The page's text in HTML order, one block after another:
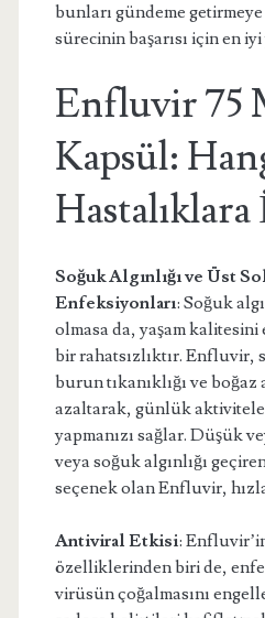
bunları gündeme getirmeye
sürecinin başarısı için en
Enfluvir 75
Kapsül:
Soğuk Algınlığı ve Üst
Enfeksiyonları: Soğuk
olmasa da, yaşam
bir rahatsızlıktır. Enfluvir,
burun tıkanıklığı ve boğaz
azaltarak, günlük
yapmanızı sağlar. Düşük
veya soğuk algınlığı
seçenek olan Enfluvir,
Antiviral Etkisi:
özelliklerinden biri de,
virüsün çoğalmasını